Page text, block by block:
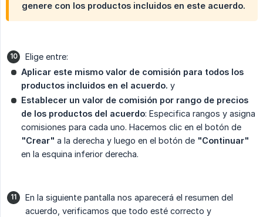
genere con los productos incluidos en este acuerdo.
Elige entre:
Aplicar este mismo valor de comisión para todos los
productos incluidos en el acuerdo. y
Establecer un valor de comisión por rango de precios
de los productos del acuerdo: Especifica rangos y asigna
comisiones para cada uno. Hacemos clic en el botón de
"Crear" a la derecha y luego en el botón de "Continuar"
en la esquina inferior derecha.
En la siguiente pantalla nos aparecerá el resumen del
acuerdo, verificamos que todo esté correcto y